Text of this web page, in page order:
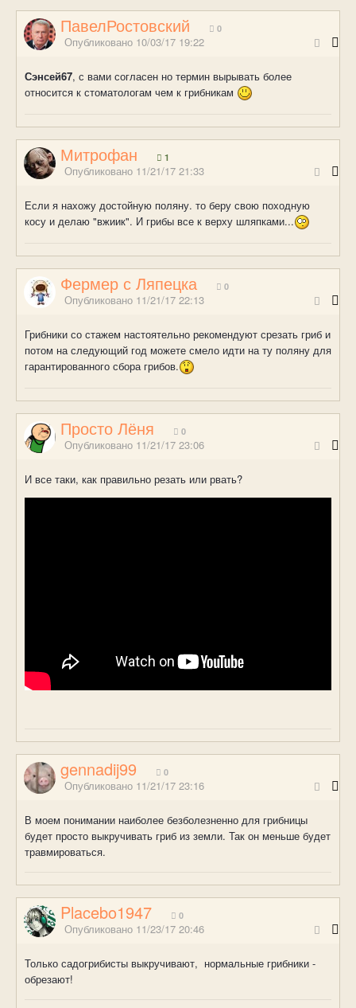
ПавелРостовский 0
Опубликовано 10/03/17 19:22
Сэнсей67, с вами согласен но термин вырывать более
относится к стоматологам чем к грибникам
Митрофан 1
Опубликовано 11/21/17 21:33
Если я нахожу достойную поляну. то беру свою походную
косу и делаю "вжиик". И грибы все к верху шляпками...
Фермер с Ляпецка 0
Опубликовано 11/21/17 22:13
Грибники со стажем настоятельно рекомендуют срезать гриб и
потом на следующий год можете смело идти на ту поляну для
гарантированного сбора грибов.
Просто Лёня 0
Опубликовано 11/21/17 23:06
И все таки, как правильно резать или рвать?
gennadij99 0
Опубликовано 11/21/17 23:16
В моем понимании наиболее безболезненно для грибницы
будет просто выкручивать гриб из земли. Так он меньше будет
травмироваться.
Placebo1947 0
Опубликовано 11/23/17 20:46
Только садогрибисты выкручивают, нормальные грибники -
обрезают!